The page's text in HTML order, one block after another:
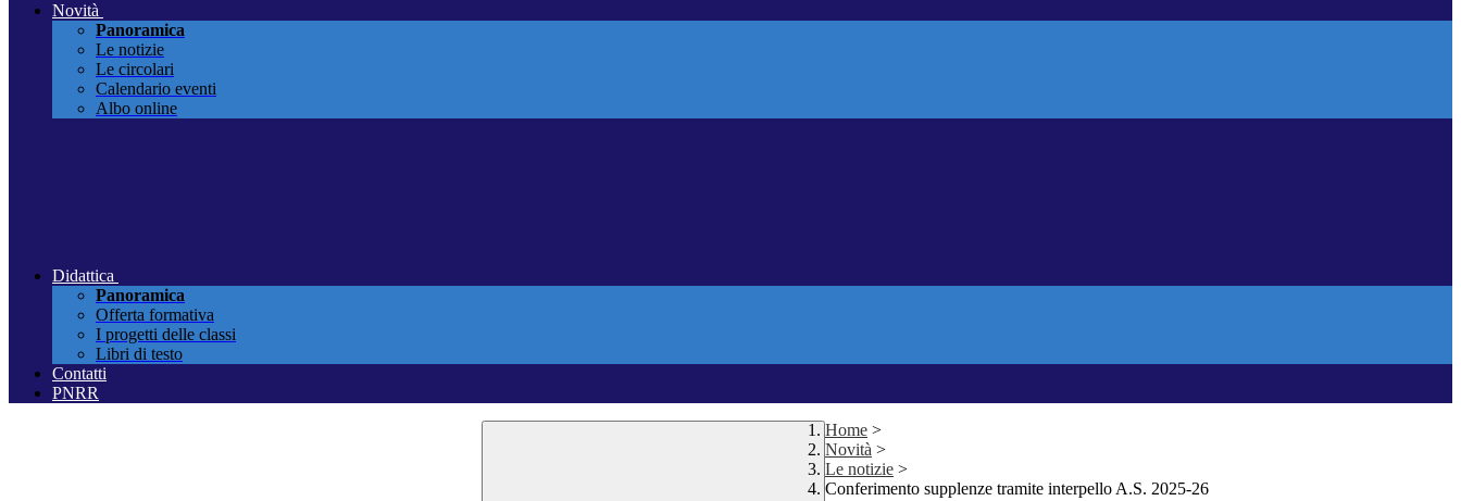
Novità
Panoramica
Le notizie
Le circolari
Calendario eventi
Albo online
Didattica
Panoramica
Offerta formativa
I progetti delle classi
Libri di testo
Contatti
PNRR
Home >
Novità >
Le notizie >
Conferimento supplenze tramite interpello A.S. 2025-26